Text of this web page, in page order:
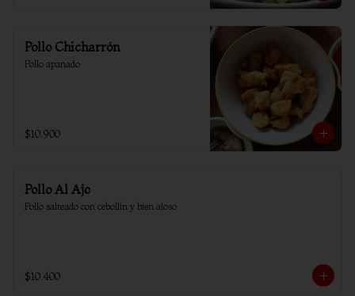
Pollo Chicharrón
Pollo apanado
$10.900
Pollo Al Ajo
Pollo salteado con cebollín y bien ajoso
$10.400